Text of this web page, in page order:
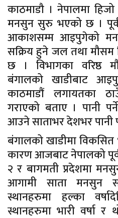
काठमाडौ । नेपालमा
मनसुन सुरु भएको छ ।
आकाशसम्म आइपुगेको
सक्रिय हुने जल तथा मौसम
छ । विभागका वरिष्ठ
बंगालको खाडीबाट
काठमाडौं लगायतका
गराएको बताए । पानी
आउने साताभर देशभर पानी
बंगालको खाडीमा विकसित
कारण आजबाट नेपालको
२ र बागमती प्रदेशमा
आगामी साता मनसुन
स्थानहरुमा हल्का
स्थानहरुमा भारी वर्षा र